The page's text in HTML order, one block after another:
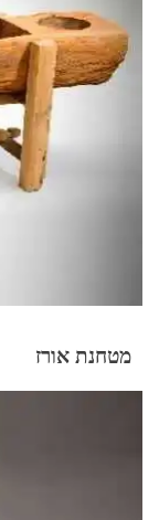
מטחנת אורז